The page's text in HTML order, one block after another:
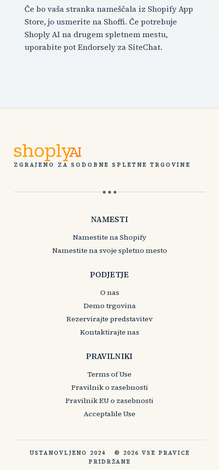
Če bo vaša stranka nameščala iz Shopify App
Store, jo usmerite na Shoffi. Če potrebuje
Shoply AI na drugem spletnem mestu,
uporabite pot Endorsely za SiteChat.
ZGRAJENO ZA SODOBNE SPLETNE TRGOVINE
● ● ●
NAMESTI
Namestite na Shopify
Namestite na svoje spletno mesto
PODJETJE
O nas
Demo trgovina
Rezervirajte predstavitev
Kontaktirajte nas
PRAVILNIKI
Terms of Use
Pravilnik o zasebnosti
Pravilnik EU o zasebnosti
Acceptable Use
USTANOVLJENO 2024
© 2026 VSE PRAVICE
PRIDRŽANE